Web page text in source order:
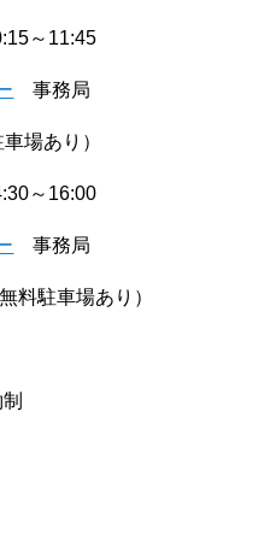
～11:45
事務局
場あり）
～16:00
事務局
料駐車場あり）